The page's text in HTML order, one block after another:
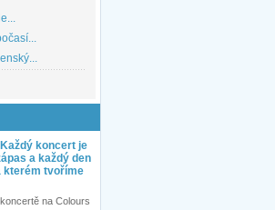
koncert je
a každý den
kterém tvoříme
na Colours